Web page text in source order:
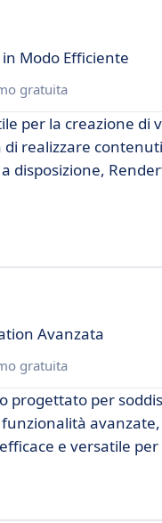
in Modo Efficiente
gratuita
per la creazione
realizzare
disposizione,
Avanzata
gratuita
progettato per
e versatile